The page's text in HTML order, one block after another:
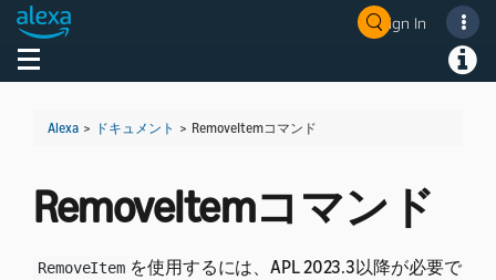
Sign In
Toggle navigation
Alexa > ドキュメント > RemoveItemコマンド
RemoveItemコマンド
RemoveItem を使用するには、APL 2023.3以降が必要で
Welcome! Ask the DevAssistant